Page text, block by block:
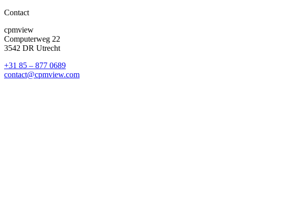
Contact
cpmview
Computerweg 22
3542 DR Utrecht
+31 85 – 877 0689
contact@cpmview.com